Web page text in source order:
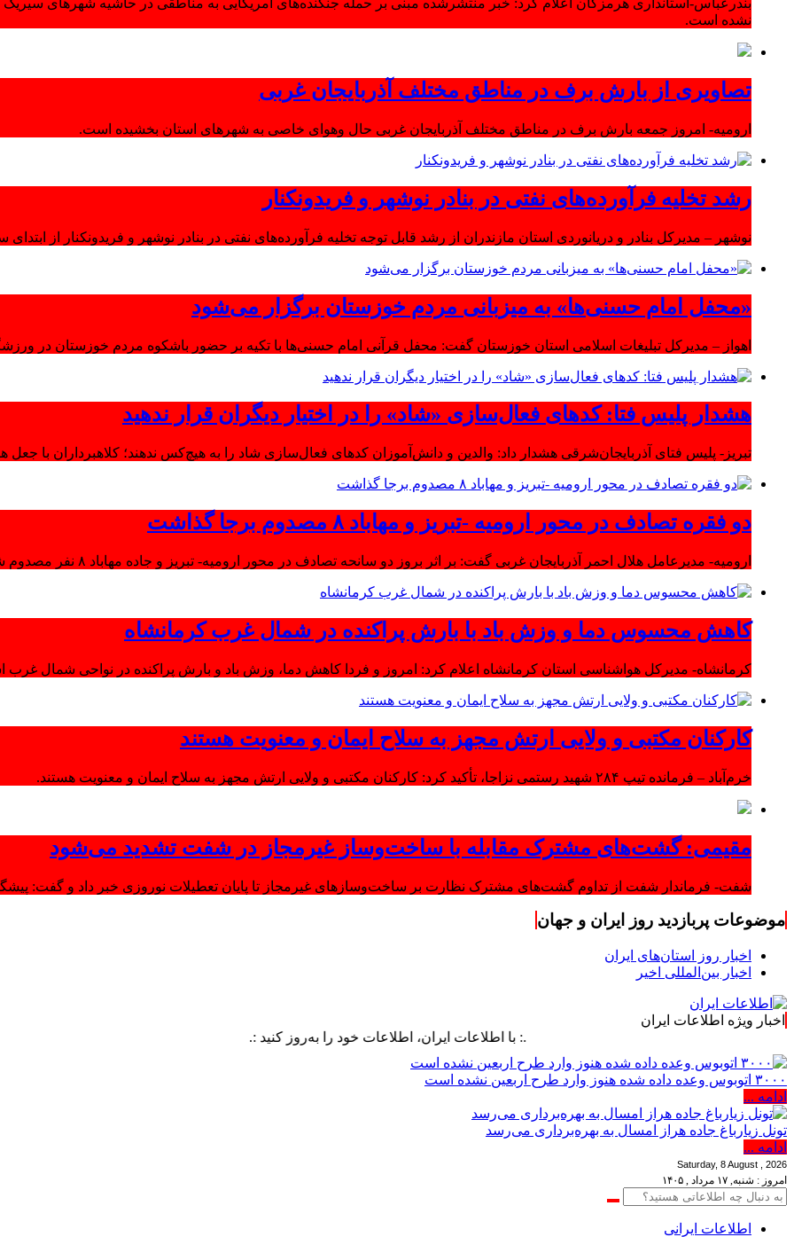
بندرعباس-استانداری هرمزگان اعلام کرد: خبر منتشرشده مبنی بر حمله جنگنده‌های آمریکایی به مناطقی در حاشیه شهرهای
نشده است.
تصاویری از بارش برف در مناطق مختلف آذربایجان غربی
ارومیه- امروز جمعه بارش برف در مناطق مختلف آذربایجان غربی حال وهوای خاصی به شهرهای استان بخشیده است.
رشد تخلیه فرآورده‌های نفتی در بنادر نوشهر و فریدونکنار
نوشهر – مدیرکل بنادر و دریانوردی استان مازندران از رشد قابل توجه تخلیه فرآورده‌های نفتی در بنادر نوشهر و فریدونکنار از
«محفل امام حسنی‌ها» به میزبانی مردم خوزستان برگزار می‌شود
اهواز – مدیرکل تبلیغات اسلامی استان خوزستان گفت: محفل قرآنی امام حسنی‌ها با تکیه بر حضور باشکوه مردم خوزستان در
هشدار پلیس فتا: کدهای فعال‌سازی «شاد» را در اختیار دیگران قرار ندهید
تبریز- پلیس فتای آذربایجان‌شرقی هشدار داد: والدین و دانش‌آموزان کدهای فعال‌سازی شاد را به هیچ‌کس ندهند؛ کلاهبرداران با
دو فقره تصادف در محور ارومیه -تبریز و مهاباد ۸ مصدوم برجا گذاشت
ارومیه- مدیرعامل هلال احمر آذربایجان غربی گفت: بر اثر بروز دو سانحه تصادف در محور ارومیه- تبریز و جاده مهاباد ۸ نفر مصدوم شدند.
کاهش محسوس دما و وزش باد با بارش پراکنده در شمال غرب کرمانشاه
کرمانشاه- مدیرکل هواشناسی استان کرمانشاه اعلام کرد: امروز و فردا کاهش دما، وزش باد و بارش پراکنده در نواحی شمال
کارکنان مکتبی و ولایی ارتش مجهز به سلاح ایمان و معنویت هستند
خرم‌آباد – فرمانده تیپ ۲۸۴ شهید رستمی نزاجا، تأکید کرد: کارکنان مکتبی و ولایی ارتش مجهز به سلاح ایمان و معنویت هستند.
مقیمی: گشت‌های مشترک مقابله با ساخت‌وساز غیرمجاز در شفت تشدید می‌شود
شفت- فرماندار شفت از تداوم گشت‌های مشترک نظارت بر ساخت‌وسازهای غیرمجاز تا پایان تعطیلات نوروزی خبر داد و گفت:
موضوعات پربازدید روز ایران و جهان
اخبار روز استان‌های ایران
اخبار بین‌المللی اخیر
اخبار ویژه اطلاعات ایران
.: با اطلاعات ایران، اطلاعات خود را به‌روز کنید :.
۳۰۰۰ اتوبوس وعده داده شده هنوز وارد طرح اربعین نشده است
ادامه ...
تونل زیارباغ جاده هراز امسال به بهره‌برداری می‌رسد
ادامه ...
Saturday, 8 August , 2026
امروز : شنبه, ۱۷ مرداد , ۱۴۰۵
اطلاعات‌ ‎ایرانی